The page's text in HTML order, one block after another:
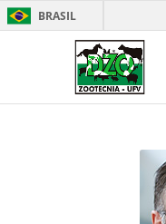
BRASIL